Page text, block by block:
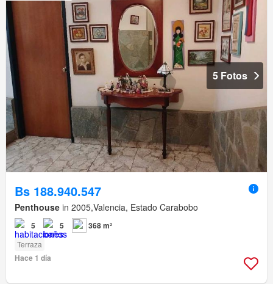
5 Fotos
Bs 188.940.547
Penthouse in 2005,Valencia, Estado Carabobo
5 5 368 m²
Terraza
Hace 1 día